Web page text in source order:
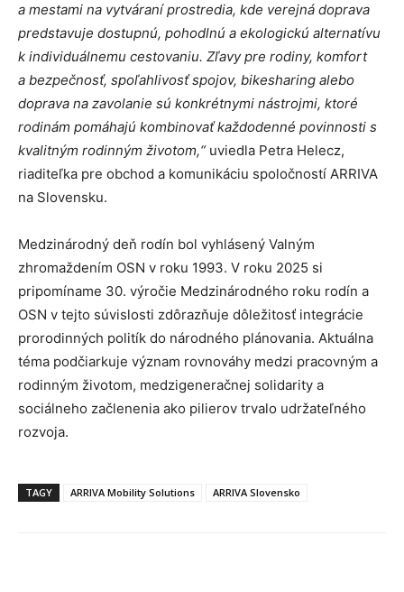
a mestami na vytváraní prostredia, kde verejná doprava
predstavuje dostupnú, pohodlnú a ekologickú alternatívu
k individuálnemu cestovaniu. Zľavy pre rodiny, komfort
a bezpečnosť, spoľahlivosť spojov, bikesharing alebo
doprava na zavolanie sú konkrétnymi nástrojmi, ktoré
rodinám pomáhajú kombinovať každodenné povinnosti s
kvalitným rodinným životom,“uviedla Petra Helecz,
riaditeľka pre obchod a komunikáciu spoločností ARRIVA
na Slovensku.
Medzinárodný deň rodín bol vyhlásený Valným
zhromaždením OSN v roku 1993. V roku 2025 si
pripomíname 30. výročie Medzinárodného roku rodín a
OSN v tejto súvislosti zdôrazňuje dôležitosť integrácie
prorodinných politík do národného plánovania. Aktuálna
téma podčiarkuje význam rovnováhy medzi pracovným a
rodinným životom, medzigeneračnej solidarity a
sociálneho začlenenia ako pilierov trvalo udržateľného
rozvoja.
TAGY ARRIVA Mobility Solutions ARRIVA Slovensko